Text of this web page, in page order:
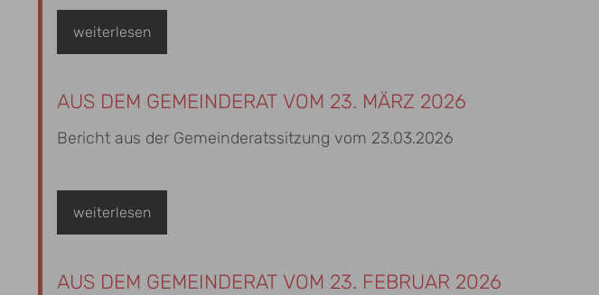
weiterlesen
AUS DEM GEMEINDERAT VOM 23. MÄRZ 2026
Bericht aus der Gemeinderatssitzung vom 23.03.2026
weiterlesen
AUS DEM GEMEINDERAT VOM 23. FEBRUAR 2026